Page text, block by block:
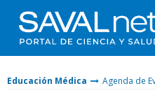
Educación Médica Agenda de